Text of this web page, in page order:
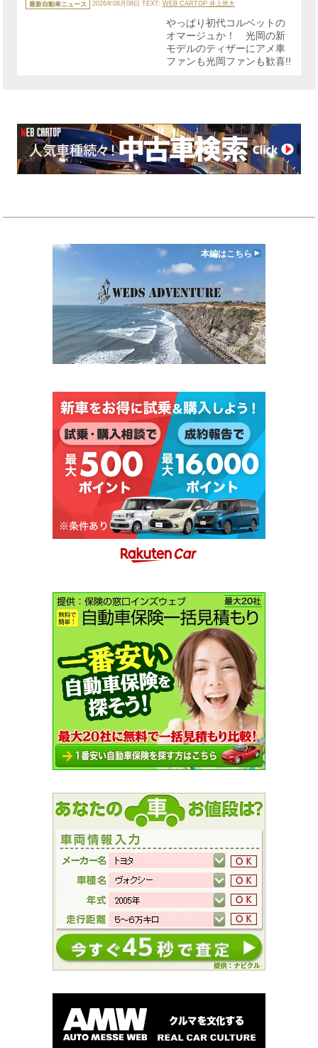
テ
ゴ
最新自動車ニュース 2026年08月08日 TEXT: WEB CARTOP 井上悠大
やっぱり初代コルベットの
オマージュか！ 光岡の新
モデルのティザーにアメ車
ファンも光岡ファンも歓喜!!
本編はこちら